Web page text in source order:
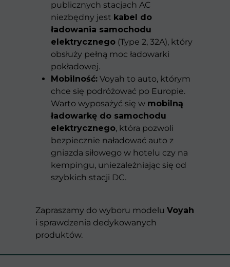
publicznych stacjach AC
niezbędny jest kabel do
ładowania samochodu
elektrycznego (Type 2, 32A), który
obsłuży pełną moc ładowarki
pokładowej.
Mobilność: Voyah to auto, którym
chce się podróżować po Europie.
Warto wyposażyć się w mobilną
ładowarkę do samochodu
elektrycznego, która pozwoli
bezpiecznie naładować auto z
gniazda siłowego w hotelu czy na
kempingu, uniezależniając się od
szybkich stacji DC.
Zapraszamy do wyboru modelu Voyah
i sprawdzenia dedykowanych
produktów.